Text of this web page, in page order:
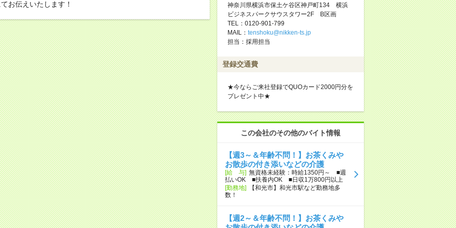
お伝えいたします！
神奈川県横浜市保土ケ谷区神戸町134 横浜
ビジネスパークサウスタワー2F B区画
TEL：0120-901-799
MAIL： tenshoku@nikken-ts.jp
担当：採用担当
登録交通費
★今ならご来社登録でQUOカード2000円分を
プレゼント中★
この会社のその他のバイト情報
【週3～＆年齢不問！】お茶くみや
お散歩の付き添いなどの介護
[給 与] 無資格未経験：時給1350円～ ■週
払いOK ■扶養内OK ■日収1万800円以上
[勤務地]
【和光市】和光市駅など勤務地多
数！
【週2～＆年齢不問！】お茶くみや